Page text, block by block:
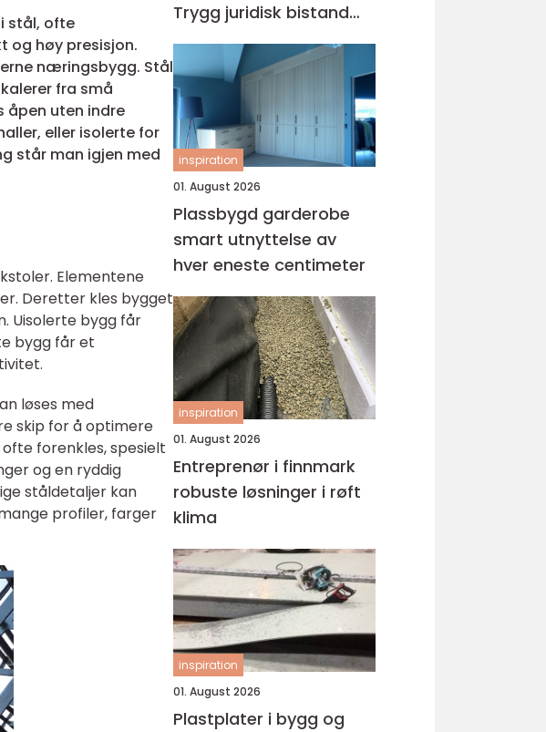
stål, ofte
og høy presisjon.
næringsbygg. Stål
fra små
åpen uten indre
eller isolerte for
står man igjen med
Elementene
Deretter kles bygget
Uisolerte bygg får
bygg får et
løses med
skip for å optimere
forenkles, spesielt
og en ryddig
ståldetaljer kan
profiler, farger
Trygg juridisk bistand
når du trenger det
inspiration
01. August 2026
Plassbygd garderobe
smart utnyttelse av
hver eneste centimeter
inspiration
01. August 2026
Entreprenør i finnmark
robuste løsninger i røft
klima
inspiration
01. August 2026
Plastplater i bygg og